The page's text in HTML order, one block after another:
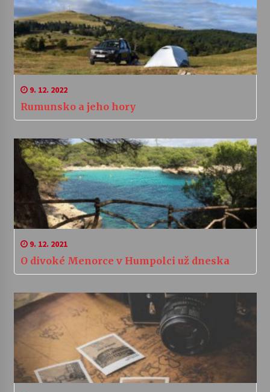
9. 12. 2022
Rumunsko a jeho hory
9. 12. 2021
O divoké Menorce v Humpolci už dneska